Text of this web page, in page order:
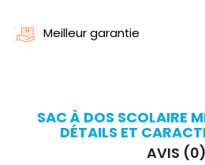
Meilleur garantie
SAC À DOS SCOLAIRE
DÉTAILS ET
AVIS (0)